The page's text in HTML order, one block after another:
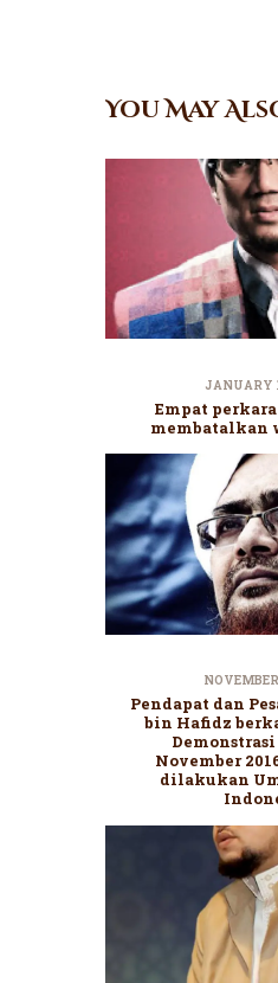
You May
JANUARY
Empat
membatalkan
Pendapat dan
bin Hafidz
November
dilakukan